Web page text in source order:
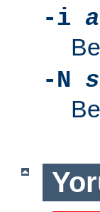
-i
-N